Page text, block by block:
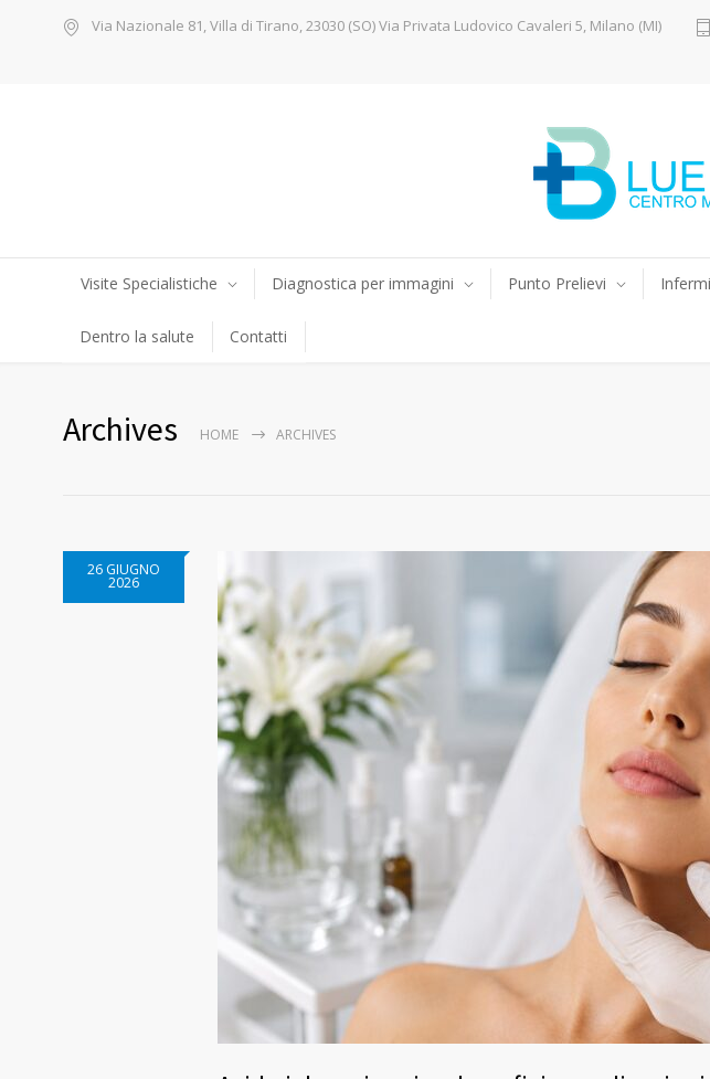
Via Nazionale 81, Villa di Tirano, 23030 (SO) Via Privata Ludovico Cavaleri 5, Milano (MI)
Visite Specialistiche Diagnostica per immagini Punto Prelievi
Dentro la salute Contatti
Archives HOME ARCHIVES
26 GIUGNO
2026